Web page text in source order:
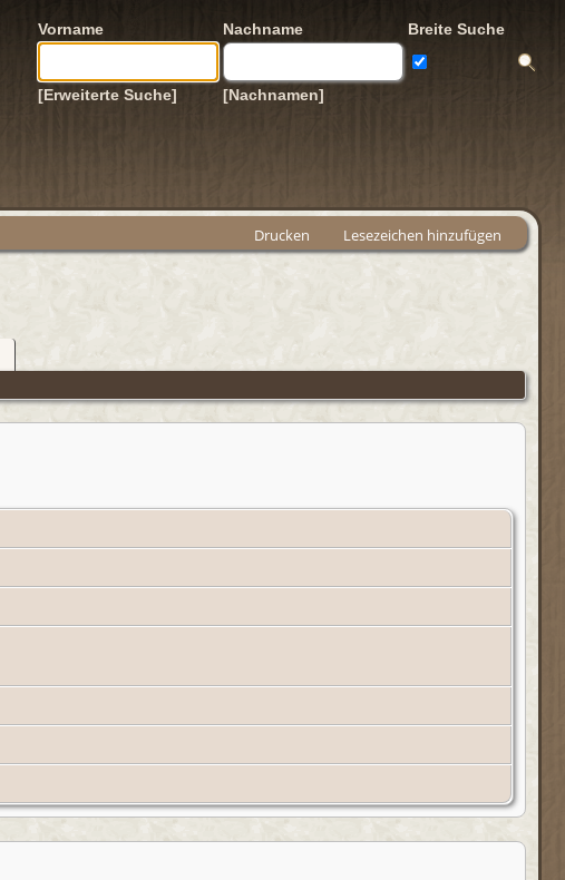
Vorname Nachname Breite Suche
[Erweiterte Suche] [Nachnamen]
Drucken Lesezeichen hinzufügen